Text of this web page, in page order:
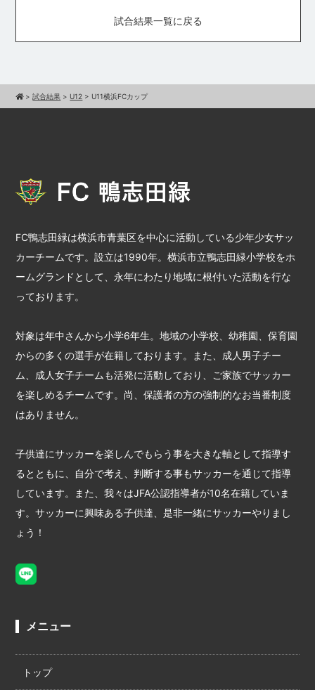
試合結果一覧に戻る
>試合結果 > U12 > U11横浜FCカップ
FC鴨志田緑は横浜市青葉区を中心に活動している少年少女サッ
カーチームです。設立は1990年。横浜市立鴨志田緑小学校をホ
ームグランドとして、永年にわたり地域に根付いた活動を行な
っております。
対象は年中さんから小学6年生。地域の小学校、幼稚園、保育園
からの多くの選手が在籍しております。また、成人男子チー
ム、成人女子チームも活発に活動しており、ご家族でサッカー
を楽しめるチームです。尚、保護者の方の強制的なお当番制度
はありません。
子供達にサッカーを楽しんでもらう事を大きな軸として指導す
るとともに、自分で考え、判断する事もサッカーを通じて指導
しています。また、我々はJFA公認指導者が10名在籍していま
す。サッカーに興味ある子供達、是非一緒にサッカーやりまし
ょう！
メニュー
トップ